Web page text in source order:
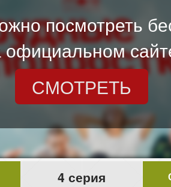
посмотреть
официальном
СМОТРЕТЬ
4 серия